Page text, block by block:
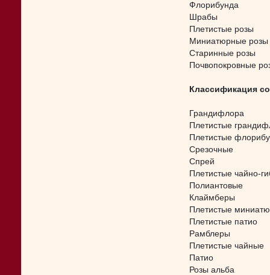
Флорибунда
Шрабы
Плетистые розы
Миниатюрные розы
Старинные розы
Почвопокровные
Классификация
Грандифлора
Плетистые
Плетистые
Срезочные
Спрей
Плетистые чайно-
Полиантовые
Клаймберы
Плетистые
Плетистые патио
Рамблеры
Плетистые чайные
Патио
Розы альба